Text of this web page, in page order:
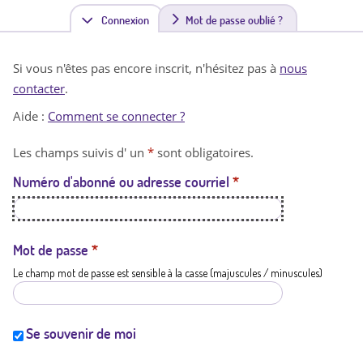
Connexion(
n
t
a
t
i
Mot de passe oublié ?
Si vous n'êtes pas encore inscrit, n'hésitez pas à nous
contacter.
Aide : Comment se connecter ?
Les champs suivis d' un * sont obligatoires.
Numéro d'abonné ou adresse courriel *
Mot de passe *
Le champ mot de passe est sensible à la casse (majuscules / minuscules)
Se souvenir de moi